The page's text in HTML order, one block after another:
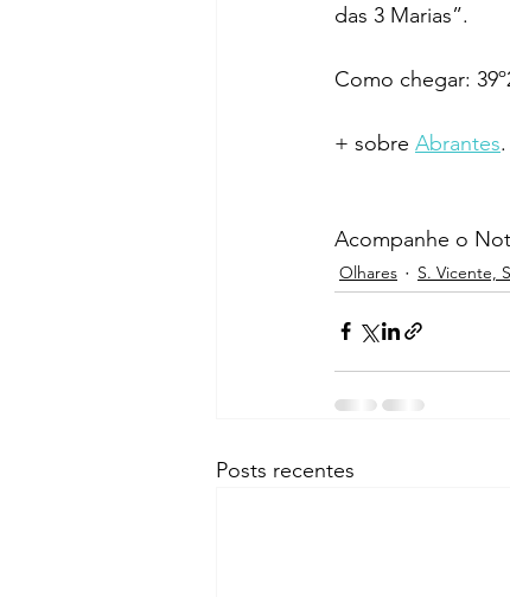
das 3 Marias”.
Como chegar:
+ sobre Abrantes.
Acompanhe o
Olhares S. Vicente,
Posts recentes